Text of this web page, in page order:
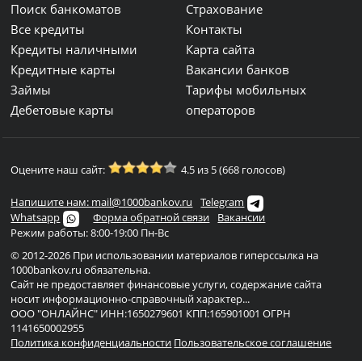
Поиск банкоматов
Все кредиты
Кредиты наличными
Кредитные карты
Займы
Дебетовые карты
Страхование
Контакты
Карта сайта
Вакансии банков
Тарифы мобильных
операторов
Оцените наш сайт: 4.5 из 5 (668 голосов)
Напишите нам: mail@1000bankov.ru
Telegram
Whatsapp
Форма обратной связи
Вакансии
Режим работы: 8:00-19:00 Пн-Вс
© 2012-2026 При использовании материалов гиперссылка на
1000bankov.ru обязательна.
Сайт не предоставляет финансовые услуги, содержание сайта
носит информационно-справочный характер...
ООО "ОНЛАЙНС" ИНН:1650279601 КПП:165901001 ОГРН
1141650002955
Политика конфиденциальности Пользовательское соглашение